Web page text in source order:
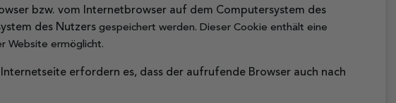
bzw. vom Internetbrowser auf dem Computersystem des
des Nutzers gespeichert werden. Dieser Cookie enthält eine
Website ermöglicht.
erfordern es, dass der aufrufende Browser auch nach